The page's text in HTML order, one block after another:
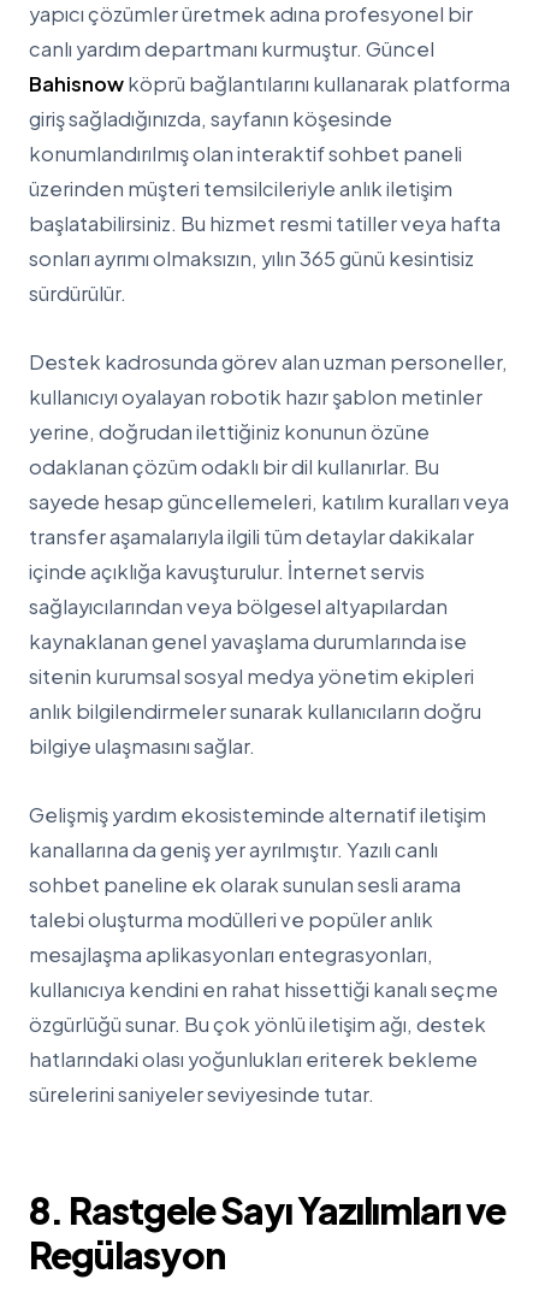
yapıcı çözümler üretmek adına profesyonel bir
canlı yardım departmanı kurmuştur. Güncel
Bahisnowköprü bağlantılarını kullanarak platforma
giriş sağladığınızda, sayfanın köşesinde
konumlandırılmış olan interaktif sohbet paneli
üzerinden müşteri temsilcileriyle anlık iletişim
başlatabilirsiniz. Bu hizmet resmi tatiller veya hafta
sonları ayrımı olmaksızın, yılın 365 günü kesintisiz
sürdürülür.
Destek kadrosunda görev alan uzman personeller,
kullanıcıyı oyalayan robotik hazır şablon metinler
yerine, doğrudan ilettiğiniz konunun özüne
odaklanan çözüm odaklı bir dil kullanırlar. Bu
sayede hesap güncellemeleri, katılım kuralları veya
transfer aşamalarıyla ilgili tüm detaylar dakikalar
içinde açıklığa kavuşturulur. İnternet servis
sağlayıcılarından veya bölgesel altyapılardan
kaynaklanan genel yavaşlama durumlarında ise
sitenin kurumsal sosyal medya yönetim ekipleri
anlık bilgilendirmeler sunarak kullanıcıların doğru
bilgiye ulaşmasını sağlar.
Gelişmiş yardım ekosisteminde alternatif iletişim
kanallarına da geniş yer ayrılmıştır. Yazılı canlı
sohbet paneline ek olarak sunulan sesli arama
talebi oluşturma modülleri ve popüler anlık
mesajlaşma aplikasyonları entegrasyonları,
kullanıcıya kendini en rahat hissettiği kanalı seçme
özgürlüğü sunar. Bu çok yönlü iletişim ağı, destek
hatlarındaki olası yoğunlukları eriterek bekleme
sürelerini saniyeler seviyesinde tutar.
8. Rastgele Sayı Yazılımları ve
Regülasyon